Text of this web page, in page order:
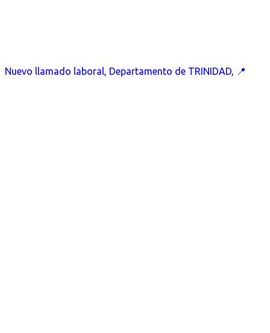
Nuevo llamado laboral, Departamento de TRINIDAD, 📍